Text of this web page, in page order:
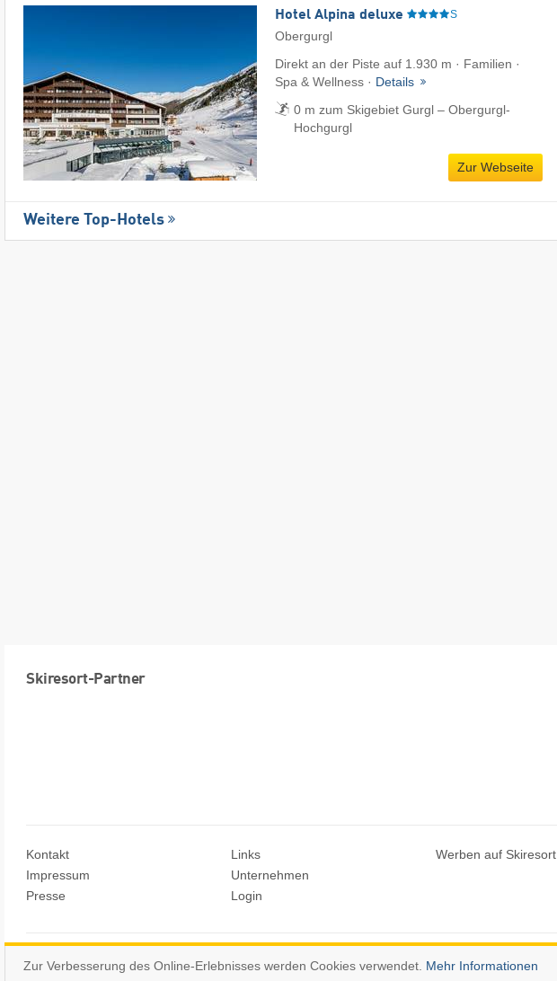
Hotel Alpina deluxe S
Obergurgl
Direkt an der Piste auf 1.930 m · Familien ·
Spa & Wellness · Details
0 m zum Skigebiet Gurgl – Obergurgl-
Hochgurgl
Zur Webseite
Weitere Top-Hotels
Skiresort-Partner
Kontakt
Impressum
Presse
Links
Unternehmen
Login
Werben auf Skiresort
© Skiresort Service International GmbH. Alle Rechte vorbehalten.
Zur Verbesserung des Online-Erlebnisses werden Cookies verwendet. Mehr Informationen